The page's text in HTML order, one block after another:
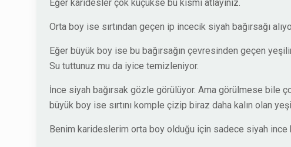
Eğer karidesler çok küçükse bu kısmı atlayınız.
Orta boy ise sırtından geçen ip incecik siyah bağırsağı
Eğer büyük boy ise bu bağırsağın çevresinden geçen
Su tuttunuz mu da iyice temizleniyor.
İnce siyah bağırsak gözle görülüyor. Ama görülmese bile
büyük boy ise sırtını komple çizip biraz daha kalın olan
Benim karideslerim orta boy olduğu için sadece siyah ince